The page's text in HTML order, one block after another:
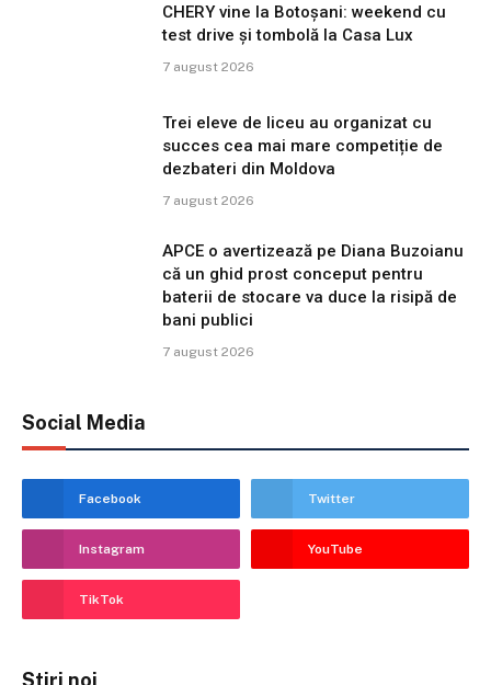
CHERY vine la Botoșani: weekend cu
test drive și tombolă la Casa Lux
7 august 2026
Trei eleve de liceu au organizat cu
succes cea mai mare competiție de
dezbateri din Moldova
7 august 2026
APCE o avertizează pe Diana Buzoianu
că un ghid prost conceput pentru
baterii de stocare va duce la risipă de
bani publici
7 august 2026
Social Media
Facebook Twitter
Instagram YouTube
TikTok
Stiri noi